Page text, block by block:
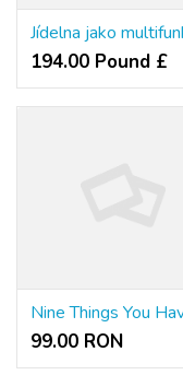
194.00 Pound £
99.00 RON